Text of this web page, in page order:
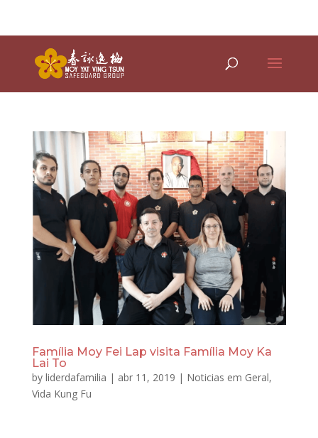
Família Moy Fei Lap visita Família Moy Ka
Lai To
by liderdafamilia | abr 11, 2019 | Noticias em Geral,
Vida Kung Fu